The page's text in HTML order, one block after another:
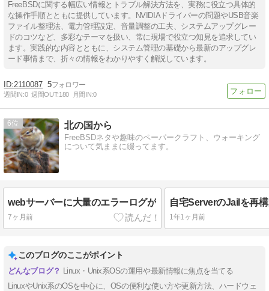
FreeBSDに関する幅広い情報とトラブル解決方法を、実務に役立つ具体的
な操作手順とともに提供しています。NVIDIAドライバーの問題やUSB音楽
ファイル整理法、電力管理設定、音量調整の工夫、システムアップグレー
ドのコツなど、多彩なテーマを扱い、常に現場で役立つ知見を追求してい
ます。実践的な内容とともに、システム管理の基礎から最新のアップグレ
ード事情まで、折々の情報をわかりやすく解説しています。
2110087 5
週間IN:0 週間OUT:180 月間IN:0
6 北の国から
FreeBSDネタや趣味のペーパークラフト、ウォーキング
について気ままに綴ってます。
webサーバーに大量のエラーログが
7ヶ月前
自宅ServerのJailを再
1年1ヶ月前
このブログのここがポイント
Linux・Unix系OSの運用や最新情報に焦点を当てる
LinuxやUnix系のOSを中心に、OSの便利な使い方や更新方法、ハードウェ